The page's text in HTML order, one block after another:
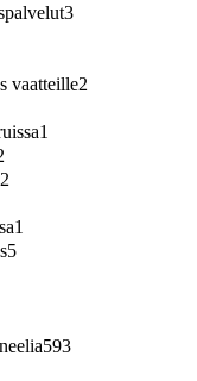
3
vaatteille2
1
2
1
5
593